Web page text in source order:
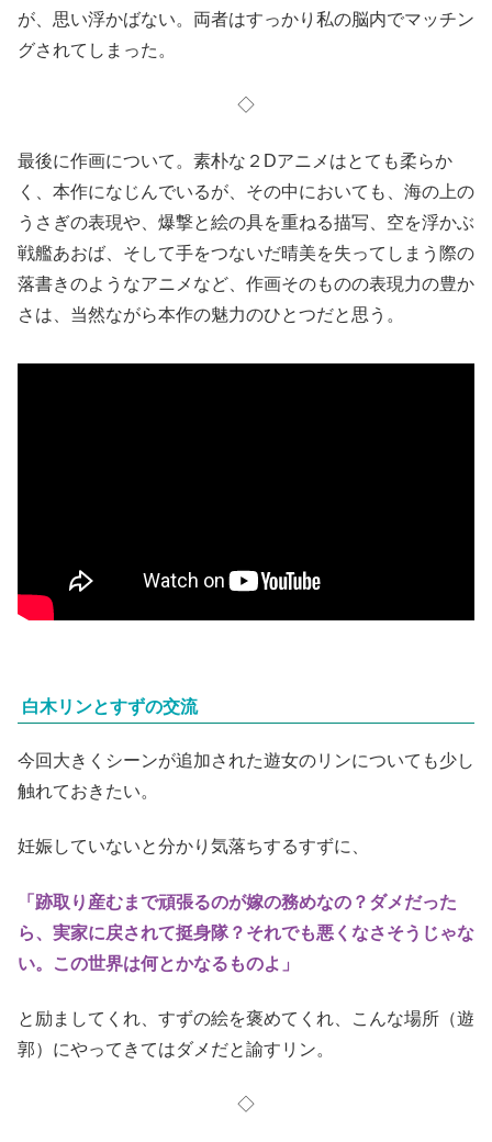
が、思い浮かばない。両者はすっかり私の脳内でマッチン
グされてしまった。
◇
最後に作画について。素朴な２Dアニメはとても柔らか
く、本作になじんでいるが、その中においても、海の上の
うさぎの表現や、爆撃と絵の具を重ねる描写、空を浮かぶ
戦艦あおば、そして手をつないだ晴美を失ってしまう際の
落書きのようなアニメなど、作画そのものの表現力の豊か
さは、当然ながら本作の魅力のひとつだと思う。
白木リンとすずの交流
今回大きくシーンが追加された遊女のリンについても少し
触れておきたい。
妊娠していないと分かり気落ちするすずに、
「跡取り産むまで頑張るのが嫁の務めなの？ダメだった
ら、実家に戻されて挺身隊？それでも悪くなさそうじゃな
い。この世界は何とかなるものよ」
と励ましてくれ、すずの絵を褒めてくれ、こんな場所（遊
郭）にやってきてはダメだと諭すリン。
◇